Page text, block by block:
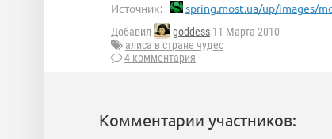
Источник: spring.most.ua/up/images/
Добавил goddess 11 Марта 2010
алиса в стране чудес
4 комментария
Комментарии участников: